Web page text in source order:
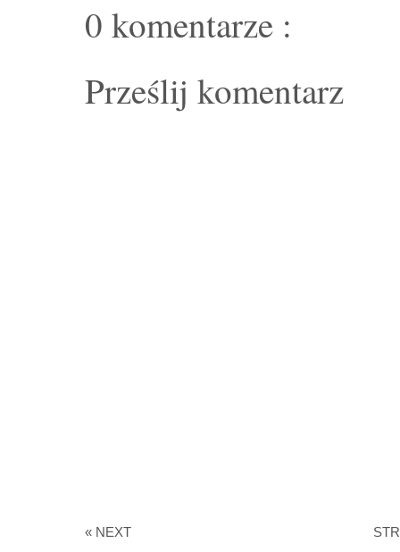
0 komentarze :
Prześlij komentarz
« NEXT